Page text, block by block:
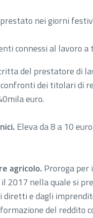
nei giorni
connessi al lavoro a
del prestatore di
dei titolari di
euro.
Eleva da 8 a 10
agricolo. Proroga
nella quale si
diretti e dagli
del reddito